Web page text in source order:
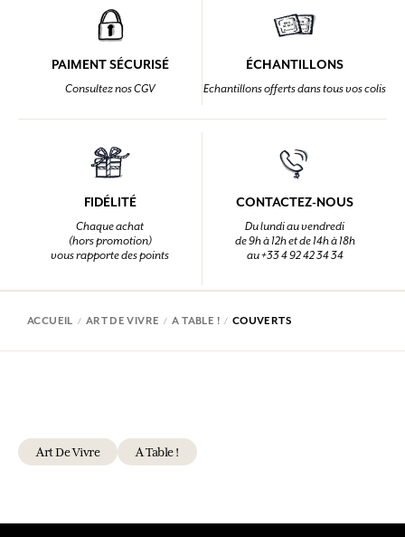
PAIMENT SÉCURISÉ
Consultez nos CGV
ÉCHANTILLONS
Echantillons offerts dans tous vos colis
FIDÉLITÉ
Chaque achat
(hors promotion)
vous rapporte des points
CONTACTEZ-NOUS
Du lundi au vendredi
de 9h à 12h et de 14h à 18h
au +33 4 92 42 34 34
ACCUEIL ART DE VIVRE A TABLE ! COUVERTS
Art De Vivre A Table !